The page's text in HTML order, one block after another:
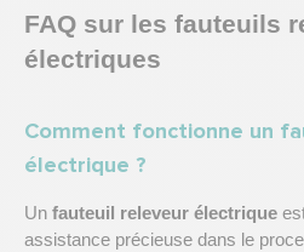
FAQ sur les fauteuils
électriques
Comment fonctionne un
électrique ?
Un fauteuil releveur électrique
assistance précieuse dans le